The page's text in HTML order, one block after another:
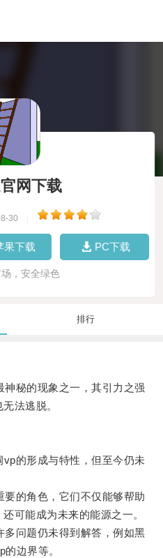
网下载
30
果下载 PC下载
，安全绿色
排行
秘的现象之一，其引力之强
法逃脱。
的形成与特性，但至今仍未
的角色，它们不仅能够帮助
可能成为未来的能源之一。
问题仍未得到解答，例如黑
边界等。